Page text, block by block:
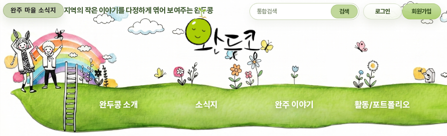
완주 마을 소식지 지역의 작은 이야기를 다정하게 엮어 보여주는 완두콩 통합검색 검색 로그인 회원가입
완두콩 소개 소식지 완주 이야기 활동/포트폴리오